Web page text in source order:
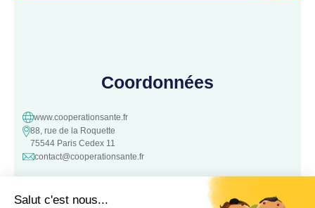
Coordonnées
www.cooperationsante.fr
88, rue de la Roquette
75544 Paris Cedex 11
contact@cooperationsante.fr